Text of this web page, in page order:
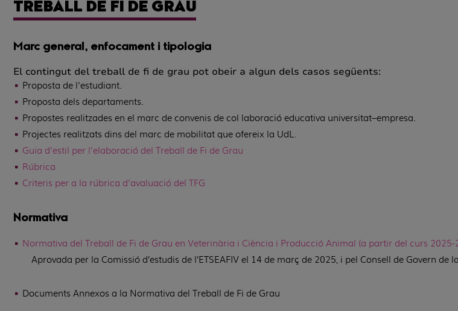
TREBALL DE FI DE GRAU
Marc general, enfocament i tipologia
El contingut del treball de fi de grau pot obeir a algun dels casos següents:
Proposta de l'estudiant.
Proposta dels departaments.
Propostes realitzades en el marc de convenis de col·laboració educativa universitat–empresa.
Projectes realitzats dins del marc de mobilitat que ofereix la UdL.
Guia d'estil per l'elaboració del Treball de Fi de Grau
Rúbrica
Criteris per a la rúbrica d'avaluació del TFG
Normativa
Normativa del Treball de Fi de Grau en Veterinària i Ciència i Producció Animal (a partir del curs 2025-
Aprovada per la Comissió d’estudis de l’ETSEAFIV el 14 de març de 2025, i pel Consell de Govern de
Documents Annexos a la Normativa del Treball de Fi de Grau